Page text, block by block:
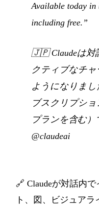
Available today in
including free.”
🇯🇵Claudeは
クティブなチ
ようになりま
ブスクリプシ
プランを含む）
@claudeai
🔗 Claudeが対話内
ト、図、ビジュア